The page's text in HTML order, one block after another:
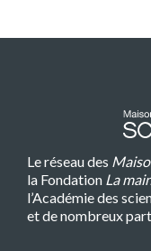
Le réseau des
la Fondation La
l’Académie des
et de nombreux